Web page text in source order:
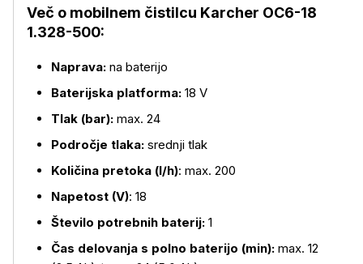
Več o izdelku
Več o mobilnem čistilcu Karcher OC6-18
1.328-500:
Naprava: na baterijo
Baterijska platforma: 18 V
Tlak (bar): max. 24
Področje tlaka: srednji tlak
Količina pretoka (l/h): max. 200
Napetost (V): 18
Število potrebnih baterij: 1
Čas delovanja s polno baterijo (min): max. 12